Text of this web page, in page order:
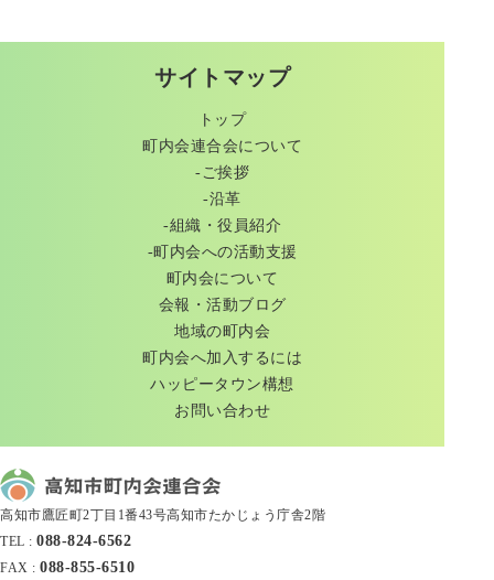
サイトマップ
トップ
町内会連合会について
-ご挨拶
-沿革
-組織・役員紹介
-町内会への活動支援
町内会について
会報・活動ブログ
地域の町内会
町内会へ加入するには
ハッピータウン構想
お問い合わせ
高知市鷹匠町2丁目1番43号高知市たかじょう庁舎2階
TEL : 088-824-6562
FAX : 088-855-6510